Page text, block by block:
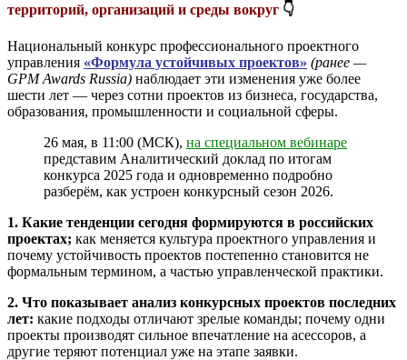
территорий, организаций и среды вокруг 👇
Национальный конкурс профессионального проектного
управления «Формула устойчивых проектов» (ранее —
GPM Awards Russia) наблюдает эти изменения уже более
шести лет — через сотни проектов из бизнеса, государства,
образования, промышленности и социальной сферы.
26 мая, в 11:00 (МСК), на специальном вебинаре
представим Аналитический доклад по итогам
конкурса 2025 года и одновременно подробно
разберём, как устроен конкурсный сезон 2026.
1. Какие тенденции сегодня формируются в российских
проектах; как меняется культура проектного управления и
почему устойчивость проектов постепенно становится не
формальным термином, а частью управленческой практики.
2. Что показывает анализ конкурсных проектов последних
лет: какие подходы отличают зрелые команды; почему одни
проекты производят сильное впечатление на асессоров, а
другие теряют потенциал уже на этапе заявки.